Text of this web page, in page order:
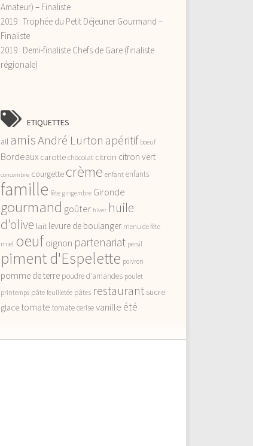
Amateur) – Finaliste
2019 : Trophée du Petit Déjeuner Gourmand –
Finaliste
2019 : Demi-finaliste Chefs de Gare (finaliste
régionale)
ETIQUETTES
ail amisAndré Lurton apéritif boeuf
Bordeaux carottechocolat citron citron vert
concombre courgette crème enfant enfants
famille fête gingembre Gironde
gourmand goûter hiver huile
d'olive lait levure de boulanger menu de fête
miel oeuf oignon partenariat persil
piment d'Espelette poivron
pomme de terre poudre d'amandes poulet
printemps pâte feuilletée pâtes restaurant sucre
glace tomate tomate cerisevanille été